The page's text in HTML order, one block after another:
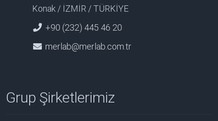
Konak / İZMİR / TÜRKİYE
+90 (232) 445 46 20
merlab@merlab.com.tr
Grup Şirketlerimiz